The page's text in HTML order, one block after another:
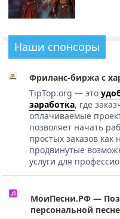
Наши спонсоры
Фриланс-биржа с
TipTop.org — это
заработка, где
оплачиваемые
позволяет начать
простых заказов как
продвинутые
услуги для
МоиПесни.РФ —
персональной